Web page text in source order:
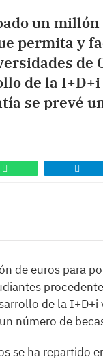
un
permita y
de
de la
se prevé
de euros para
de la
número de
se ha repartido